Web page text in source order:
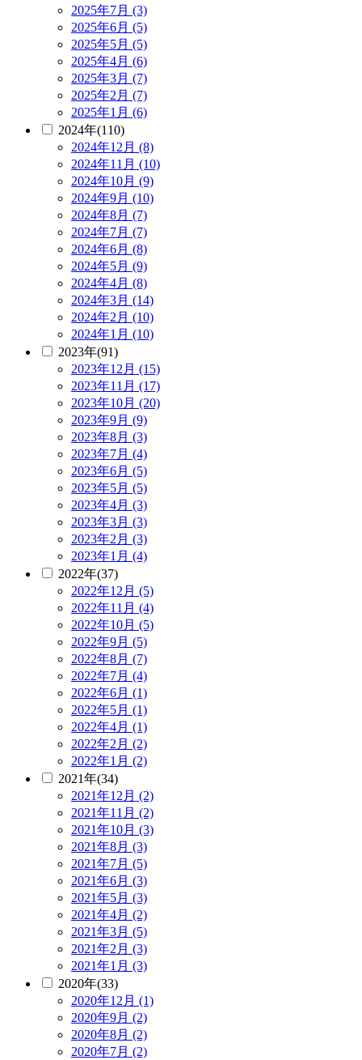
2025年7月 (3)
2025年6月 (5)
2025年5月 (5)
2025年4月 (6)
2025年3月 (7)
2025年2月 (7)
2025年1月 (6)
2024年(110)
2024年12月 (8)
2024年11月 (10)
2024年10月 (9)
2024年9月 (10)
2024年8月 (7)
2024年7月 (7)
2024年6月 (8)
2024年5月 (9)
2024年4月 (8)
2024年3月 (14)
2024年2月 (10)
2024年1月 (10)
2023年(91)
2023年12月 (15)
2023年11月 (17)
2023年10月 (20)
2023年9月 (9)
2023年8月 (3)
2023年7月 (4)
2023年6月 (5)
2023年5月 (5)
2023年4月 (3)
2023年3月 (3)
2023年2月 (3)
2023年1月 (4)
2022年(37)
2022年12月 (5)
2022年11月 (4)
2022年10月 (5)
2022年9月 (5)
2022年8月 (7)
2022年7月 (4)
2022年6月 (1)
2022年5月 (1)
2022年4月 (1)
2022年2月 (2)
2022年1月 (2)
2021年(34)
2021年12月 (2)
2021年11月 (2)
2021年10月 (3)
2021年8月 (3)
2021年7月 (5)
2021年6月 (3)
2021年5月 (3)
2021年4月 (2)
2021年3月 (5)
2021年2月 (3)
2021年1月 (3)
2020年(33)
2020年12月 (1)
2020年9月 (2)
2020年8月 (2)
2020年7月 (2)